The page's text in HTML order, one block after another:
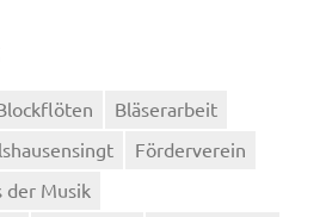
Bläserarbeit
Förderverein
der Musik